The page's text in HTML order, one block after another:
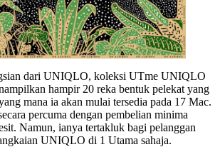
dari UNIQLO, koleksi UTme UNIQLO
hampir 20 reka bentuk pelekat yang
mana ia akan mulai tersedia pada 17 Mac.
percuma dengan pembelian minima
Namun, ianya tertakluk bagi pelanggan
UNIQLO di 1 Utama sahaja.